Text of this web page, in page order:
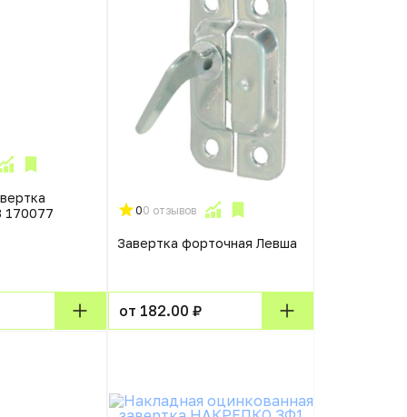
170077
00 отзывов
Завертка форточная Левша
от 182.00 ₽